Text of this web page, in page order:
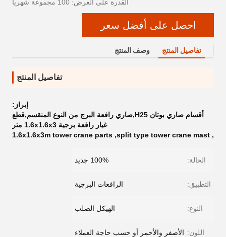
القدرة على العرض: 100 مجموعة شهريا
احصل على أفضل سعر
تفاصيل المنتج وصف المنتج
تفاصيل المنتج
إبراز:
أقسام صاري بوتان H25,صاري رافعة البرج من النوع المنقسم,قطع
غيار رافعة برجية 1.6x1.6x3 متر
,
split type tower crane mast
,
1.6x1.6x3m tower crane parts
الحالة: 100% جديد
التطبيق: الرافعات البرجية
النوع: الهيكل الصلب
اللون: الأصفر والأحمر أو حسب حاجة العملاء